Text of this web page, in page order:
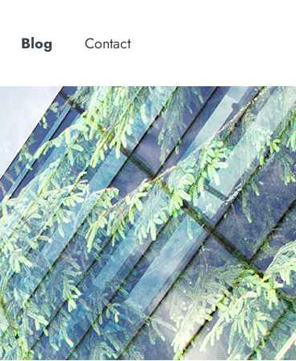
Blog Contact